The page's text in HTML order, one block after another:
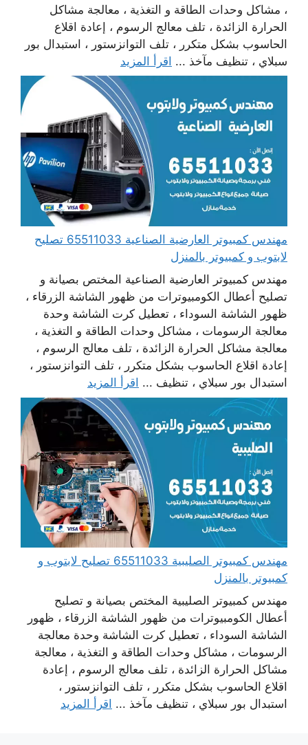
، مشاكل وحدات الطاقة و التغذية ، معالجة مشاكل
الحرارة الزائدة ، تلف معالج الرسوم ، إعادة اقلاع
الحاسوب بشكل متكرر ، تلف التوانزستور ، استبدال بور
سبلاي ، تنظيف مآخذ ... اقرأ المزيد
مهندس كمبيوتر العارضية الصناعية 65511033 تصليح
لابتوب و كمبيوتر بالمنزل
مهندس كمبيوتر العارضية الصناعية المختص بصيانة و
تصليح أعطال الكومبيوترات من ظهور الشاشة الزرقاء ،
ظهور الشاشة السوداء ، تعطيل كرت الشاشة وحدة
معالجة الرسومات ، مشاكل وحدات الطاقة و التغذية ،
معالجة مشاكل الحرارة الزائدة ، تلف معالج الرسوم ،
إعادة اقلاع الحاسوب بشكل متكرر ، تلف التوانزستور ،
استبدال بور سبلاي ، تنظيف ... اقرأ المزيد
مهندس كمبيوتر الصليبية 65511033 تصليح لابتوب و
كمبيوتر بالمنزل
مهندس كمبيوتر الصليبية المختص بصيانة و تصليح
أعطال الكومبيوترات من ظهور الشاشة الزرقاء ، ظهور
الشاشة السوداء ، تعطيل كرت الشاشة وحدة معالجة
الرسومات ، مشاكل وحدات الطاقة و التغذية ، معالجة
مشاكل الحرارة الزائدة ، تلف معالج الرسوم ، إعادة
اقلاع الحاسوب بشكل متكرر ، تلف التوانزستور ،
استبدال بور سبلاي ، تنظيف مآخذ ... اقرأ المزيد